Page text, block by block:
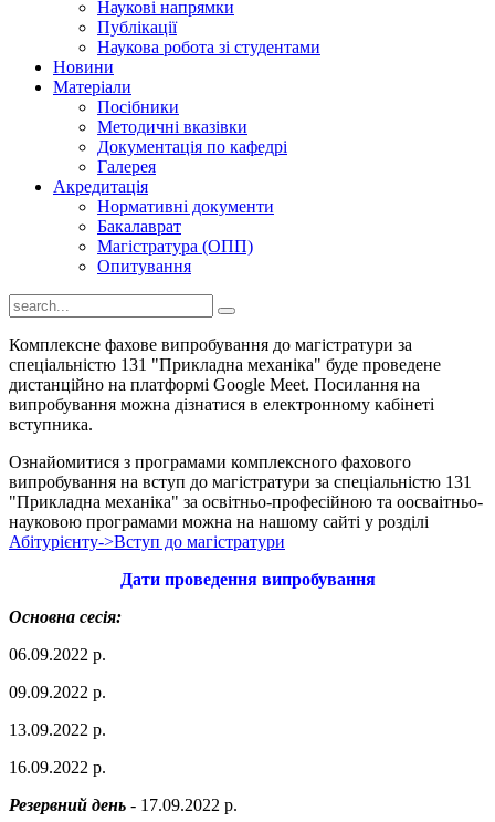
Наукові напрямки
Публікації
Наукова робота зі студентами
Новини
Матеріали
Посібники
Методичні вказівки
Документація по кафедрі
Галерея
Акредитація
Нормативні документи
Бакалаврат
Магістратура (ОПП)
Опитування
Комплексне фахове випробування до магістратури за
спеціальністю 131 "Прикладна механіка" буде проведене
дистанційно на платформі Google Meet. Посилання на
випробування можна дізнатися в електронному кабінеті
вступника.
Ознайомитися з програмами комплексного фахового
випробування на вступ до магістратури за спеціальністю 131
"Прикладна механіка" за освітньо-професійною та оосваітньо-
науковою програмами можна на нашому сайті у розділі
Абітурієнту->Вступ до магістратури
Дати проведення випробування
Основна сесія:
06.09.2022 р.
09.09.2022 р.
13.09.2022 р.
16.09.2022 р.
Резервний день - 17.09.2022 р.